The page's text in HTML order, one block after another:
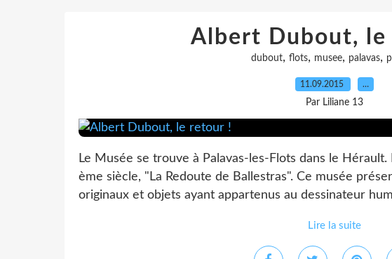
Albert Dubout, le
dubout, flots, musee, palavas,
11.09.2015 …
Par Liliane 13
Le Musée se trouve à Palavas-les-Flots dans le
ème siècle, "La Redoute de Ballestras". Ce musée
originaux et objets ayant appartenus au dessinateur
Lire la suite